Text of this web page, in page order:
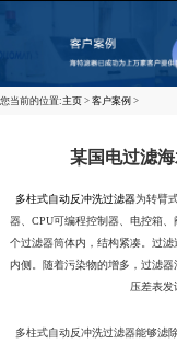
您当前的位置:主页 > 客户案例 >
某国电过滤
多柱式自动反冲洗过滤器为转臂
器、CPU可编程控制器、电控箱
个过滤器筒体内，结构紧凑。过
内侧。随着污染物的增多，过滤器
压差表发
多柱式自动反冲洗过滤器能够滤